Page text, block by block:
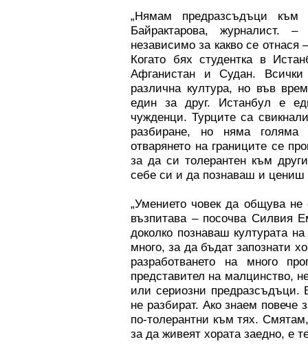
„Нямам предразсъдъци
Байрактарова, журналист.
независимо за какво се
Когато бях студентка в
Афганистан и Судан.
различна култура, но във
един за друг. Истанбул е
чужденци. Турците са
разбиране, но няма
отварянето на границите се
за да си толерантен към
себе си и да познаваш и цениш
„Умението човек да общува
възпитава – посочва Силвия
доколко познаваш културата
много, за да бъдат запознати
разработването на много
представител на малцинство,
или сериозни предразсъдъци.
не разбират. Ако знаем
по-толерантни към тях.
за да живеят хората заедно, е